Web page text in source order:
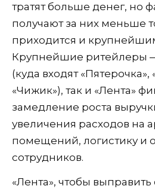
тратят больше денег, но
получают за них меньше
приходится и
Крупнейшие ритейлеры
(куда входят
«Чижик»), так и «Лента»
замедление роста
увеличения расходов на
помещений, логистику и
сотрудников.
«Лента», чтобы